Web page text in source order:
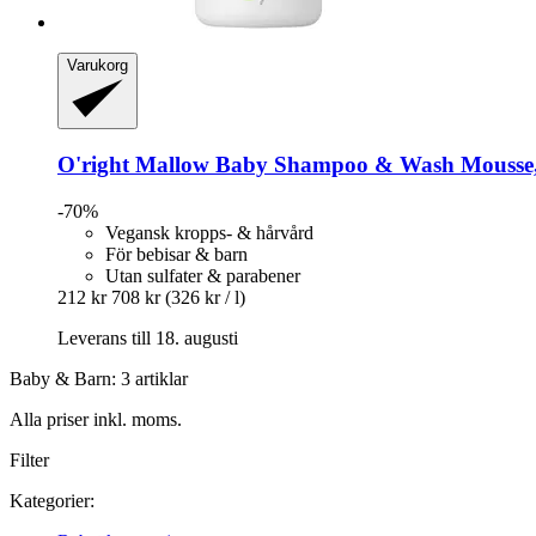
Varukorg
O'right Mallow Baby Shampoo & Wash
-70%
Vegansk kropps- & hårvård
För bebisar & barn
Utan sulfater & parabener
212 kr 708 kr (326 kr / l)
Leverans till 18. augusti
Baby & Barn: 3 artiklar
Alla priser inkl. moms.
Filter
Kategorier: